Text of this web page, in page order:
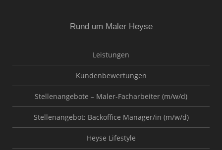
Rund um Maler Heyse
Leistungen
Kundenbewertungen
Stellenangebote – Maler-Facharbeiter (m/w/d)
Stellenangebot: Backoffice Manager/in (m/w/d)
Heyse Lifestyle